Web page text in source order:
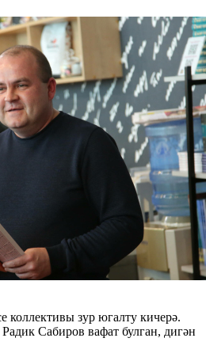
коллективы зур югалту кичерә.
Сабиров вафат булган, дигән